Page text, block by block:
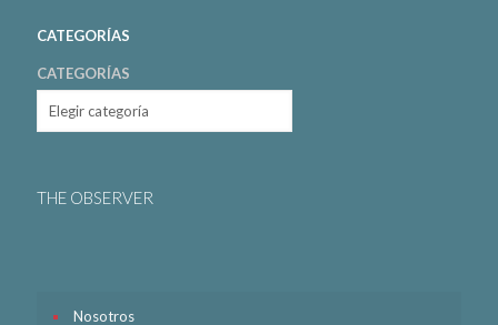
CATEGORÍAS
CATEGORÍAS
THE OBSERVER
Nosotros